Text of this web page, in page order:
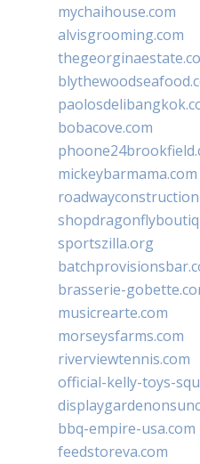
mychaihouse.com
alvisgrooming.com
bobacove.com
mickeybarmama.com
sportszilla.org
brasserie-
musicrearte.com
morseysfarms.com
riverviewtennis.com
official-kelly-toys-
bbq-empire-usa.com
feedstoreva.com